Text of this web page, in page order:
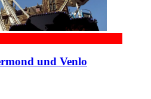
und Venlo